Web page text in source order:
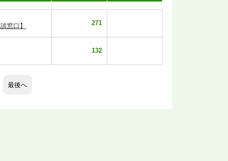
窓口】 271
132
最後へ